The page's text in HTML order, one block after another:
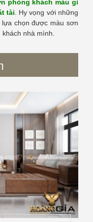
phòng khách màu gì
tài . Hy vọng với những
chọn được màu sơn
nhà mình.